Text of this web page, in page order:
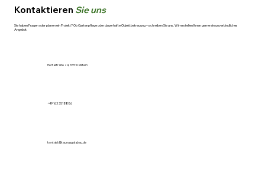
und kalkulieren dann einen fairen Preis.
Kontaktieren Sie uns
Sie haben Fragen oder planen ein Projekt? Ob Gartenpflege oder dauerhafte Objektbetreuung – schreiben Sie uns. Wir erstellen Ihnen gerne ein unverbindliches
Angebot.
Hertastraße 24, 65510 Idstein
+49 163 3518886
kontakt@taunusgalabau.de